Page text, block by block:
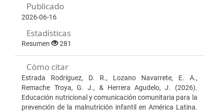
Publicado
2026-06-16
Estadísticas
Resumen 281
Cómo citar
Estrada Rodríguez, D. R., Lozano Navarrete, E. A.,
Remache Troya, G. J., & Herrera Agudelo, J. (2026).
Educación nutricional y comunicación comunitaria para la
prevención de la malnutrición infantil en América Latina.